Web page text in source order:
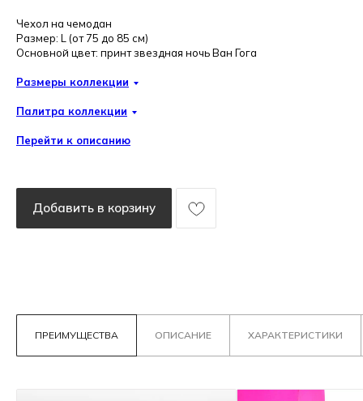
Чехол на чемодан
Размер: L (от 75 до 85 см)
Основной цвет: принт звездная ночь Ван Гога
Размеры коллекции
Палитра коллекции
Перейти к описанию
Добавить в корзину
ПРЕИМУЩЕСТВА ОПИСАНИЕ ХАРАКТЕРИСТИКИ